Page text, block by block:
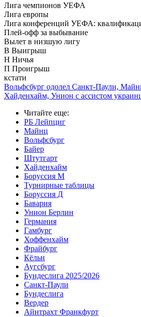
Лига чемпионов УЕФА
Лига европы
Лига конференций УЕФА:
Плей-офф за выбывание
Вылет в низшую лигу
В Выигрыш
Н Ничья
П Проигрыш
кстати
Вольфсбург одолел Санкт-Паули,
Хайденхайм, Унион с ассистом
Читайте еще:
РБ Лейпциг
Майнц
Вольфсбург
Байер
Штутгарт
Хайденхайм
Боруссия М
Турнирные таблицы
Боруссия Д
Бавария
Унион Берлин
Германия
Гамбург
Хоффенхайм
Фрайбург
Кёльн
Аугсбург
Бундеслига 2025/2026
Санкт-Паули
Бундеслига
Вердер
Айнтрахт Франкфурт